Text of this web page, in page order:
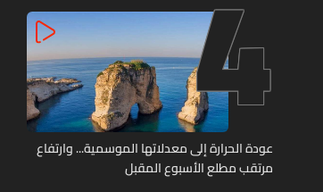
عودة الحرارة إلى معدلاتها الموسمية... وارتفاع
مرتقب مطلع الأسبوع المقبل